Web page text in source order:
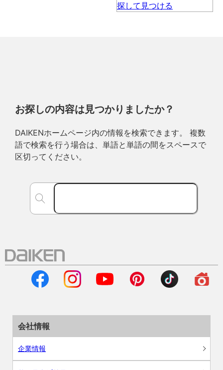
お探しの内容は見つかりましたか？
DAIKENホームページ内の情報を検索できます。 複数
語で検索を行う場合は、単語と単語の間をスペースで
区切ってください。
会社情報
企業情報